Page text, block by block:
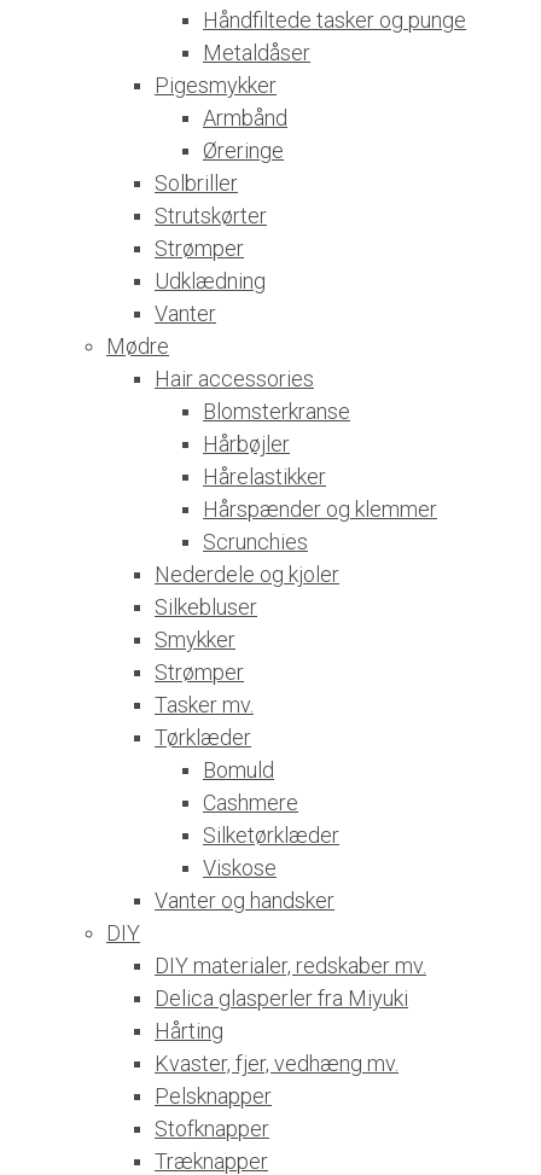
Håndfiltede tasker og punge
Metaldåser
Pigesmykker
Armbånd
Øreringe
Solbriller
Strutskørter
Strømper
Udklædning
Vanter
Mødre
Hair accessories
Blomsterkranse
Hårbøjler
Hårelastikker
Hårspænder og klemmer
Scrunchies
Nederdele og kjoler
Silkebluser
Smykker
Strømper
Tasker mv.
Tørklæder
Bomuld
Cashmere
Silketørklæder
Viskose
Vanter og handsker
DIY
DIY materialer, redskaber mv.
Delica glasperler fra Miyuki
Hårting
Kvaster, fjer, vedhæng mv.
Pelsknapper
Stofknapper
Træknapper